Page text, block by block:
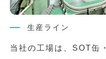
生産ライン
当社の工場は、SOT缶